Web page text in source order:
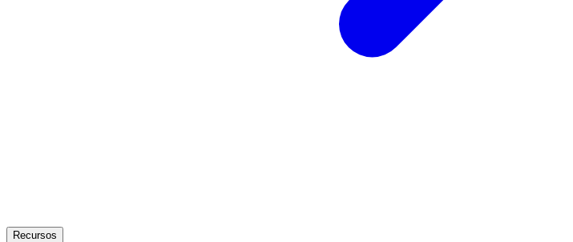
Recursos